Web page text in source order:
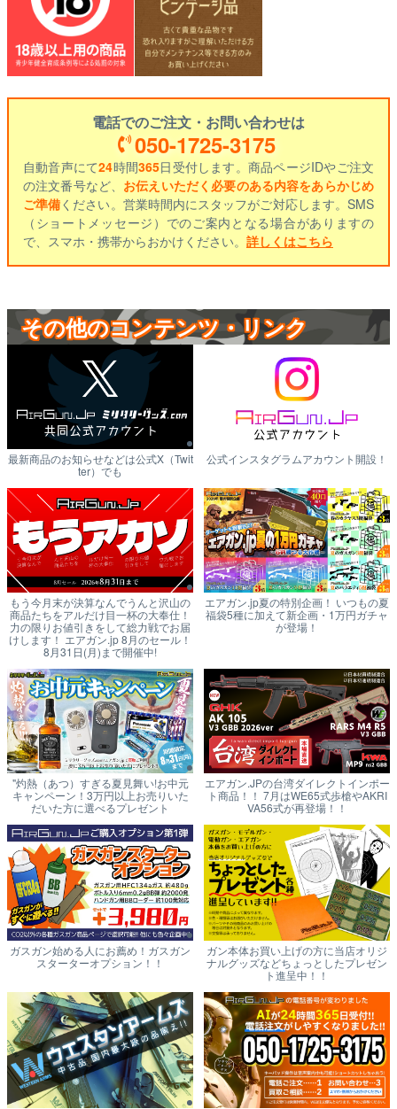
電話でのご注文・お問い合わせは
050-1725-3175
自動音声にて24時間365日受付します。商品ページIDやご注文
の注文番号など、 お伝えいただく必要のある内容をあらかじめ
ご準備ください。営業時間内にスタッフがご対応します。SMS
（ショートメッセージ）でのご案内となる場合がありますの
で、スマホ・携帯からおかけください。 詳しくはこちら
その他のコンテンツ・リンク
最新商品のお知らせなどは公式X（Twit
ter）でも
公式インスタグラムアカウント開設！
もう今月末が決算なんでうんと沢山の
商品たちをアルだけ目一杯の大奉仕！
力の限りお値引きをして総力戦でお届
けします！ エアガン.jp 8月のセール！
8月31日(月)まで開催中!
エアガン.jp夏の特別企画！ いつもの夏
福袋5種に加えて新企画・1万円ガチャ
が登場！
"灼熱（あつ）すぎる夏見舞い!お中元
キャンペーン！3万円以上お売りいた
だいた方に選べるプレゼント
エアガン.JPの台湾ダイレクトインポー
ト商品！！ 7月はWE65式歩槍やAKRI
VA56式が再登場！！
ガスガン始める人にお薦め！ガスガン
スターターオプション！！
ガン本体お買い上げの方に当店オリジ
ナルグッズなどちょっとしたプレゼン
ト進呈中！！